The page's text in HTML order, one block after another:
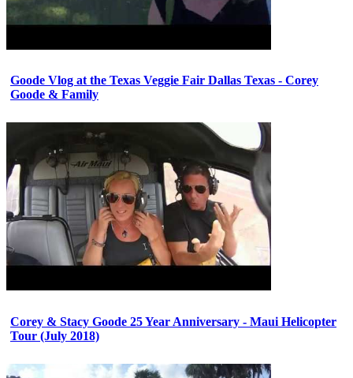
Goode Vlog at the Texas Veggie Fair Dallas Texas - Corey
Goode & Family
Corey & Stacy Goode 25 Year Anniversary - Maui Helicopter
Tour (July 2018)